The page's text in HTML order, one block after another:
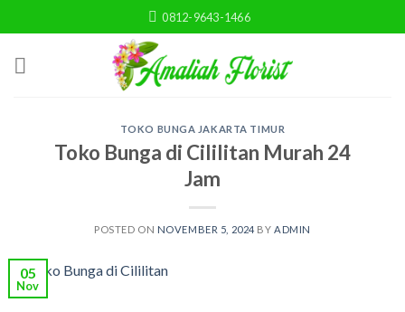
to
content
0812-9643-1466
TOKO BUNGA JAKARTA TIMUR
Toko Bunga di Cililitan Murah 24
Jam
POSTED ON NOVEMBER 5, 2024 BY ADMIN
05
Nov